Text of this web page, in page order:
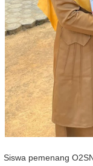
Siswa pemenang